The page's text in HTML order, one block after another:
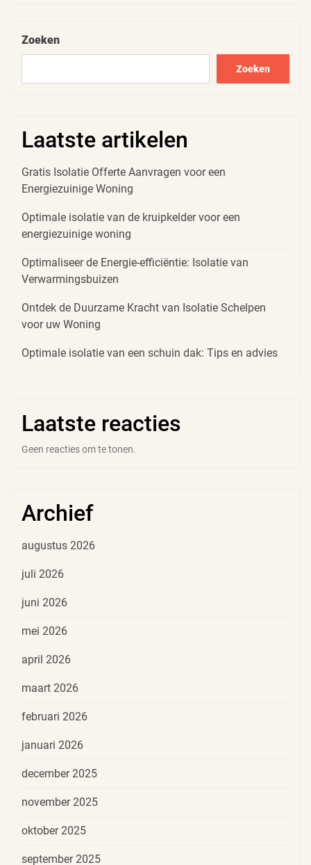
Zoeken
Zoeken
Laatste artikelen
Gratis Isolatie Offerte Aanvragen voor een
Energiezuinige Woning
Optimale isolatie van de kruipkelder voor een
energiezuinige woning
Optimaliseer de Energie-efficiëntie: Isolatie van
Verwarmingsbuizen
Ontdek de Duurzame Kracht van Isolatie Schelpen
voor uw Woning
Optimale isolatie van een schuin dak: Tips en advies
Laatste reacties
Geen reacties om te tonen.
Archief
augustus 2026
juli 2026
juni 2026
mei 2026
april 2026
maart 2026
februari 2026
januari 2026
december 2025
november 2025
oktober 2025
september 2025